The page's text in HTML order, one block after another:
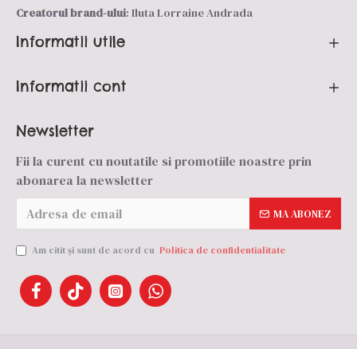
Creatorul brand-ului: Iluta Lorraine Andrada
Informatii utile
Informatii cont
Newsletter
Fii la curent cu noutatile si promotiile noastre prin
abonarea la newsletter
MA ABONEZ
Am citit şi sunt de acord cu Politica de confidentialitate